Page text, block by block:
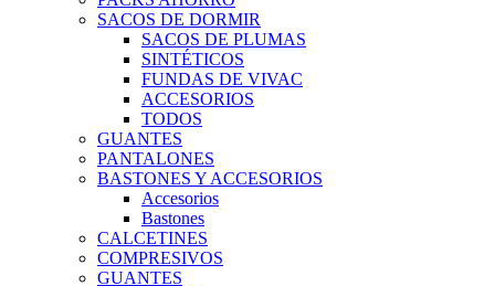
SACOS DE DORMIR
SACOS DE PLUMAS
SINTÉTICOS
FUNDAS DE VIVAC
ACCESORIOS
TODOS
GUANTES
PANTALONES
BASTONES Y ACCESORIOS
Accesorios
Bastones
CALCETINES
COMPRESIVOS
GUANTES